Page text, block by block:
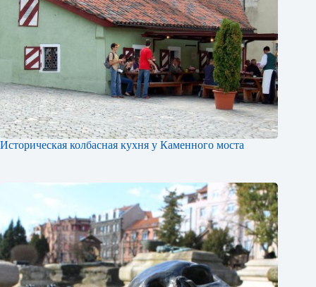
Историческая колбасная кухня у Каменного моста